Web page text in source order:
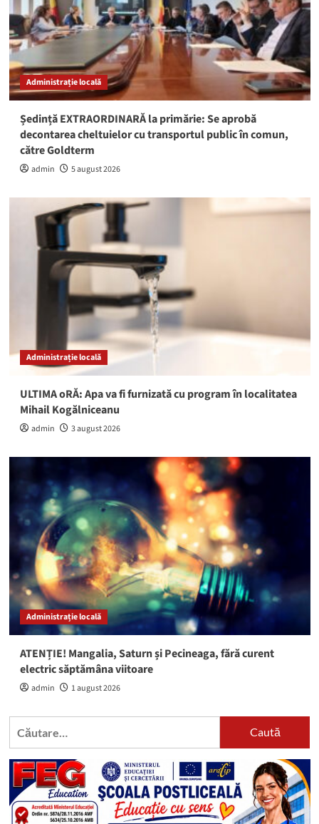
Administrație locală
Ședință EXTRAORDINARĂ la primărie: Se aprobă
decontarea cheltuielor cu transportul public în comun,
către Goldterm
admin 5 august 2026
Administrație locală
ULTIMA oRĂ: Apa va fi furnizată cu program în localitatea
Mihail Kogălniceanu
admin 3 august 2026
Administrație locală
ATENȚIE! Mangalia, Saturn și Pecineaga, fără curent
electric săptămâna viitoare
admin 1 august 2026